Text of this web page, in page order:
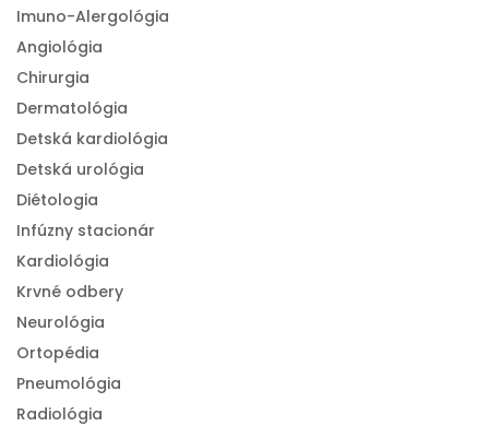
Imuno-Alergológia
Angiológia
Chirurgia
Dermatológia
Detská kardiológia
Detská urológia
Diétologia
Infúzny stacionár
Kardiológia
Krvné odbery
Neurológia
Ortopédia
Pneumológia
Radiológia